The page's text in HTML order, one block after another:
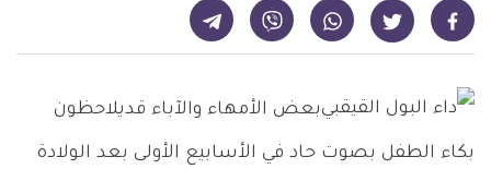
شارك على فيسبوك - ديلي ميديكال انفو شارك على تويتر - ديلي ميديكال انفو شارك على واتساب - ديلي ميديكال انفو شارك على فايبر - ديلي ميديكال انفو شارك على تيليجرام - ديلي ميديكال انفو
بعض الأمهاء والآباء قديلاحظون
بكاء الطفل بصوت حاد في الأسابيع الأولى بعد الولادة